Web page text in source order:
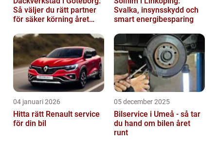
Så väljer du rätt partner
för säker körning året
Svalka, insynsskydd och
smart energibesparing
04 januari 2026
Hitta rätt Renault service
för din bil
05 december 2025
Bilservice i Umeå - så tar
du hand om bilen året
runt